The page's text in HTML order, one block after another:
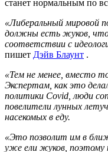
станет нормальным по
«Либеральный мировой
должны есть жуков,
соответствии с
пишет Дэйв Блаунт .
«Тем не менее, вместо
Экспертам, как это
политики Covid, люди
повелители лунных
насекомых в еду.
«Это позволит им в
уже ели жуков, поэтому